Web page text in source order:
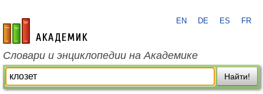
academic.ru
EN DE ES FR
Словари и энциклопедии на Академике
Найти!